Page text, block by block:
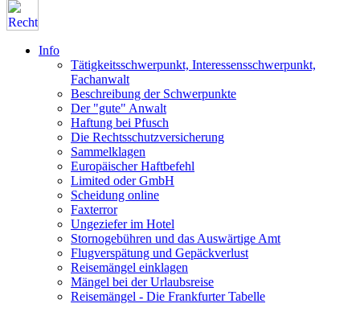
Info
Tätigkeitsschwerpunkt, Interessensschwerpunkt,
Fachanwalt
Beschreibung der Schwerpunkte
Der "gute" Anwalt
Haftung bei Pfusch
Die Rechtsschutzversicherung
Sammelklagen
Europäischer Haftbefehl
Limited oder GmbH
Scheidung online
Faxterror
Ungeziefer im Hotel
Stornogebühren und das Auswärtige Amt
Flugverspätung und Gepäckverlust
Reisemängel einklagen
Mängel bei der Urlaubsreise
Reisemängel - Die Frankfurter Tabelle